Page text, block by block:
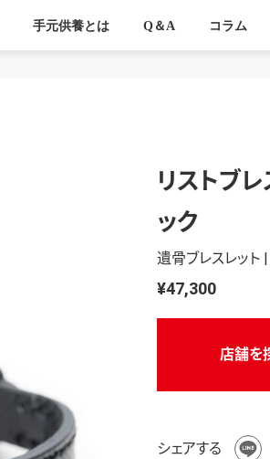
手元供養とは Q＆A コラム
リストブ
ック
遺骨ブレスレット
¥47,300
店舗を
シェアする